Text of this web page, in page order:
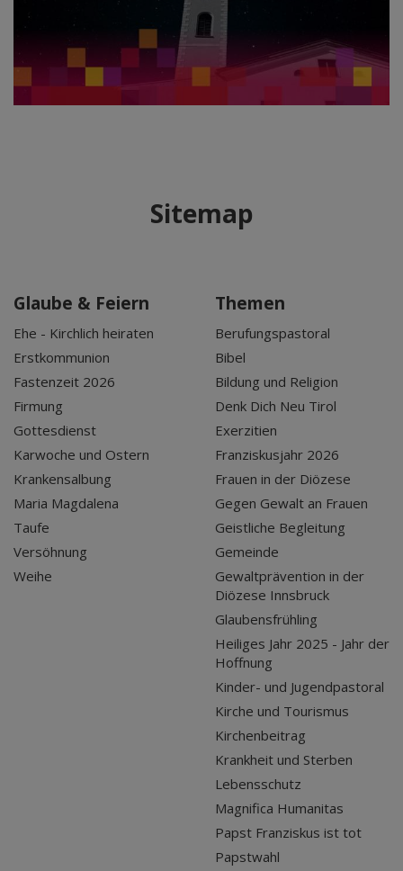
Sitemap
Glaube & Feiern
Ehe - Kirchlich heiraten
Erstkommunion
Fastenzeit 2026
Firmung
Gottesdienst
Karwoche und Ostern
Krankensalbung
Maria Magdalena
Taufe
Versöhnung
Weihe
Themen
Berufungspastoral
Bibel
Bildung und Religion
Denk Dich Neu Tirol
Exerzitien
Franziskusjahr 2026
Frauen in der Diözese
Gegen Gewalt an Frauen
Geistliche Begleitung
Gemeinde
Gewaltprävention in der
Diözese Innsbruck
Glaubensfrühling
Heiliges Jahr 2025 - Jahr der
Hoffnung
Kinder- und Jugendpastoral
Kirche und Tourismus
Kirchenbeitrag
Krankheit und Sterben
Lebensschutz
Magnifica Humanitas
Papst Franziskus ist tot
Papstwahl